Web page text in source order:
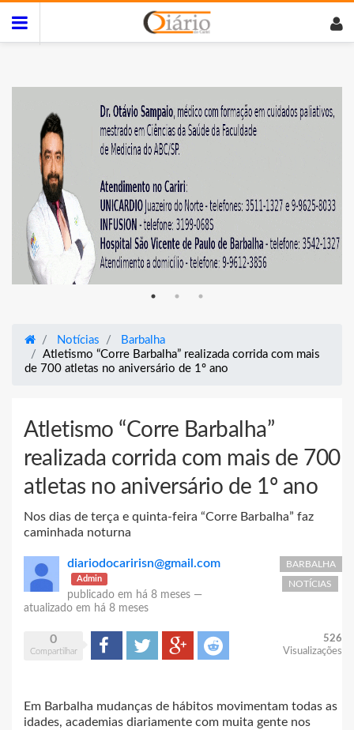
Notícias
Barbalha
Atletismo “Corre Barbalha” realizada corrida com mais
de 700 atletas no aniversário de 1º ano
Atletismo “Corre Barbalha”
realizada corrida com mais de 700
atletas no aniversário de 1º ano
Nos dias de terça e quinta-feira “Corre Barbalha” faz
caminhada noturna
diariodocaririsn@gmail.com
Admin
publicado em há 8 meses —
atualizado em há 8 meses
BARBALHA
NOTÍCIAS
0
Compartilhar
Compartilhar
Tweet Google+ Reddit
526
Visualizações
Em Barbalha mudanças de hábitos movimentam todas as
idades, academias diariamente com muita gente nos